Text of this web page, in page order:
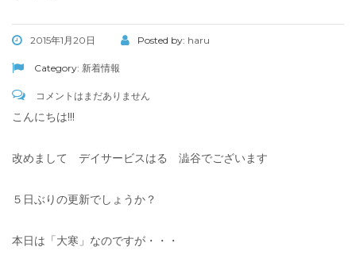
2015年1月20日 Posted by: haru
Category: 新着情報
コメントはまだありません
こんにちは!!!
改めまして デイサービスはる 澁谷でございます
５日ぶりの更新でしょうか？
本日は「大寒」なのですが・・・